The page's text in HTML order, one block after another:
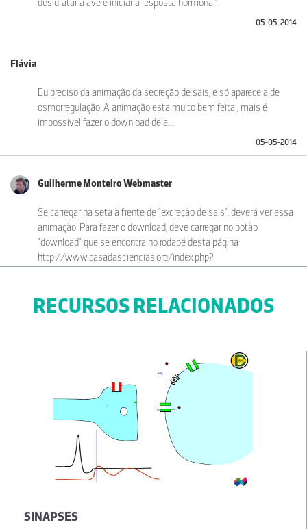
desidratar a ave e iniciar a resposta hormonal".
05-05-2014
Flávia
Eu preciso da animação da secreção de sais, e só aparece a de
osmorregulação. A animação esta muito bem feita , mais é
impossivel fazer o download dela.....
05-05-2014
Guilherme Monteiro Webmaster
Se carregar na seta à frente de "excreção de sais", deverá ver essa
animação. Para fazer o download, deve carregar no botão
"download" que se encontra no rodapé desta página:
http://www.casadasciencias.org/index.php?
(como por exemplo o Google Chrome). Obrigado! Cumprimentos,
A Animação das glandulas de sal é impossivel ver
RECURSOS RELACIONADOS
SINAPSES